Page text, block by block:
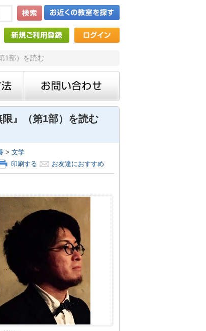
1部）を読む
』（第1部）を読む
> 文学
印刷する
お友達におすすめ